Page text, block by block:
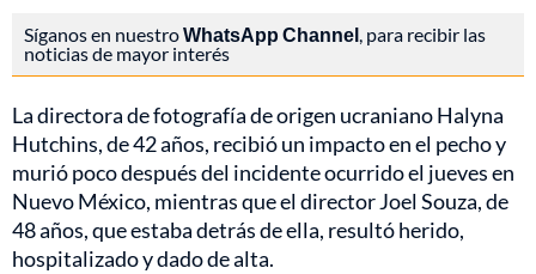
Síganos en nuestroWhatsApp Channel, para recibir las
noticias de mayor interés
La directora de fotografía de origen ucraniano Halyna
Hutchins, de 42 años, recibió un impacto en el pecho y
murió poco después del incidente ocurrido el jueves en
Nuevo México, mientras que el director Joel Souza, de
48 años, que estaba detrás de ella, resultó herido,
hospitalizado y dado de alta.